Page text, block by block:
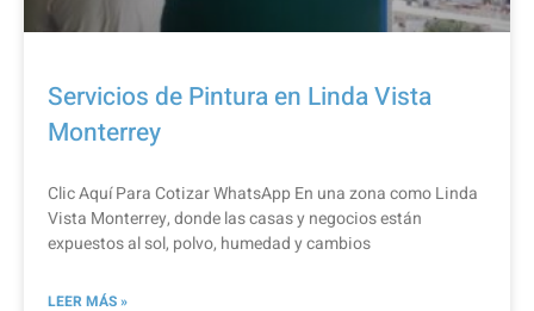
Servicios de Pintura en Linda Vista
Monterrey
Clic Aquí Para Cotizar​ WhatsApp En una zona como Linda
Vista Monterrey, donde las casas y negocios están
expuestos al sol, polvo, humedad y cambios
LEER MÁS »